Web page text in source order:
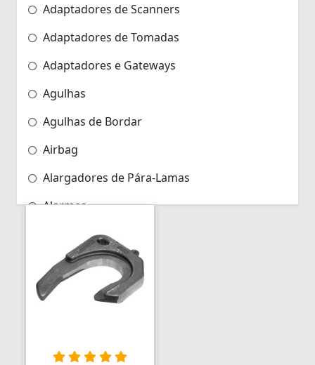
Adaptadores de Scanners
Adaptadores de Tomadas
Adaptadores e Gateways
Agulhas
Agulhas de Bordar
Airbag
Alargadores de Pára-Lamas
Alarmes
Alarmes para Motos
Algemas
Algemas Policiais